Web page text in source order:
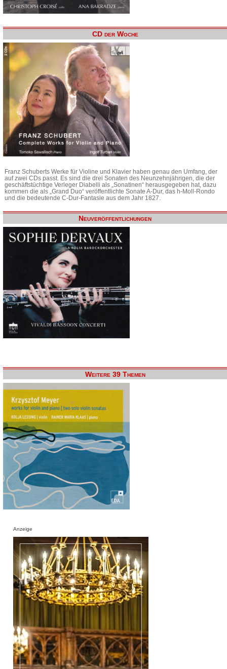
CD der Woche
Franz Schuberts Werke für Violine und Klavier haben genau den Umfang, der
auf zwei CDs passt. Es sind die drei Sonaten des Neunzehnjährigen, die der
geschäftstüchtige Verleger Diabelli als „Sonatinen“ herausgegeben hat, dazu
kommen die als „Grand Duo“ veröffentlichte Sonate A-Dur, das h-Moll-Rondo
und die bedeutende C-Dur-Fantasie aus dem Jahr 1827.
Neuveröffentlichungen
Weitere 39 Themen
Anzeige